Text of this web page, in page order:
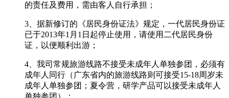
的责任及费用，需由客人自行承担；
3、据新修订的《居民身份证法》规定，一代居民身份证
已于2013年1月1日起停止使用，请使用二代居民身份
证，以便顺利出游；
4、我司常规旅游线路不接受未成年人单独参团，必须有
成年人同行（广东省内的旅游线路则可接受15-18周岁未
成年人单独参团；夏令营，研学产品可以接受未成年人
单独参团）；